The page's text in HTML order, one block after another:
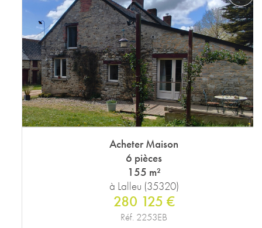
Acheter Maison
6 pièces
155 m²
à Lalleu (35320)
280 125 €
Réf. 2253EB